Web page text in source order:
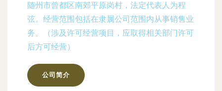
随州市曾都区南郊平原岗村，法定代表人为程
弦。经营范围包括在隶属公司范围内从事销售业
务。（涉及许可经营项目，应取得相关部门许可
后方可经营）
公司简介